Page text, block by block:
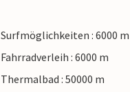
Surfmöglichkeiten : 6000 m
Fahrradverleih : 6000 m
Thermalbad : 50000 m